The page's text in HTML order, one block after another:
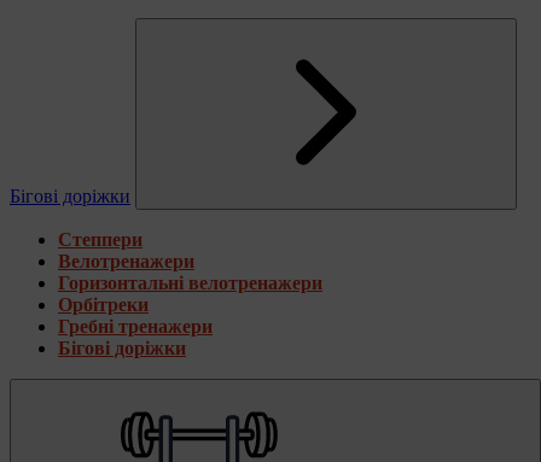
Бігові доріжки
Степпери
Велотренажери
Горизонтальні велотренажери
Орбітреки
Гребні тренажери
Бігові доріжки